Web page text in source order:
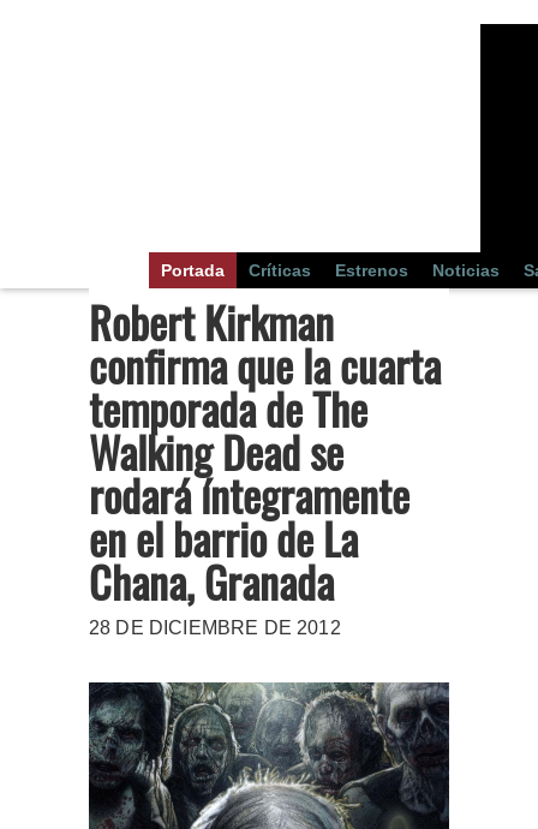
Portada Críticas Estrenos Noticias
Robert Kirkman
confirma que la cuarta
temporada de The
Walking Dead se
rodará íntegramente
en el barrio de La
Chana, Granada
28 DE DICIEMBRE DE 2012